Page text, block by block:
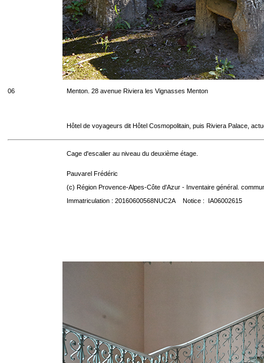
06 Menton. 28 avenue Riviera les Vignasses Menton
Hôtel de voyageurs dit Hôtel Cosmopolitain, puis Riviera Palace,
Cage d'escalier au niveau du deuxième étage.
Pauvarel Frédéric
(c) Région Provence-Alpes-Côte d'Azur - Inventaire général.
Immatriculation : 20160600568NUC2A Notice : IA06002615